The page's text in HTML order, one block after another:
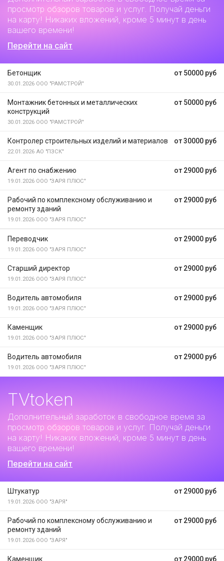
просмотр обзоров товаров и услуг. Получай деньги
на карту! Никаких вложений, кроме 5 минут в день
вашего времени!
Перейти на сайт
от 50000 руб
Бетонщик
30.01.2026 ООО "РАМСТРОЙ"
от 50000 руб
Монтажник бетонных и металлических
конструкций
30.01.2026 ООО "РАМСТРОЙ"
от 30000 руб
Контролер строительных изделий и материалов
22.01.2026 АО "ПЗСК"
от 29000 руб
Агент по снабжению
19.01.2026 ООО "ЗАРЯ ПЛЮС"
от 29000 руб
Рабочий по комплексному обслуживанию и
ремонту зданий
19.01.2026 ООО "ЗАРЯ ПЛЮС"
от 29000 руб
Переводчик
19.01.2026 ООО "ЗАРЯ ПЛЮС"
от 29000 руб
Старший директор
19.01.2026 ООО "ЗАРЯ ПЛЮС"
от 29000 руб
Водитель автомобиля
19.01.2026 ООО "ЗАРЯ ПЛЮС"
от 29000 руб
Каменщик
19.01.2026 ООО "ЗАРЯ ПЛЮС"
от 29000 руб
Водитель автомобиля
19.01.2026 ООО "ЗАРЯ ПЛЮС"
TVtoken
Дополнительный заработок в свободное время за
просмотр обзоров товаров и услуг. Получай деньги
на карту! Никаких вложений, кроме 5 минут в день
вашего времени!
Перейти на сайт
от 29000 руб
Штукатур
19.01.2026 ООО "ЗАРЯ"
от 29000 руб
Рабочий по комплексному обслуживанию и
ремонту зданий
19.01.2026 ООО "ЗАРЯ"
от 29000 руб
Каменщик